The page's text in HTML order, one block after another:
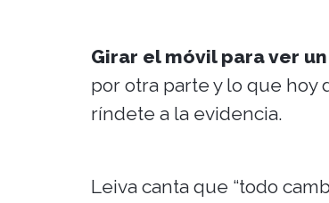
Girar el móvil para ver
por otra parte y lo que hoy
ríndete a la evidencia.
Leiva canta que “todo